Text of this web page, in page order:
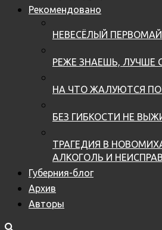
Рекомендовано
НЕВЕСЁЛЫЙ ПЕРВОМАЙ
РЕЖЕ ЗНАЕШЬ, ЛУЧШЕ
НА ЧТО ЖАЛУЮТСЯ
БЕЗ ГИБКОСТИ НЕ
ТРАГЕДИЯ В
АЛКОГОЛЬ И
Губерния-блог
Архив
Авторы